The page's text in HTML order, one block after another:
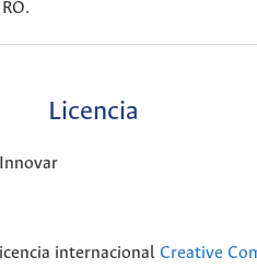
Licencia
internacional Creative